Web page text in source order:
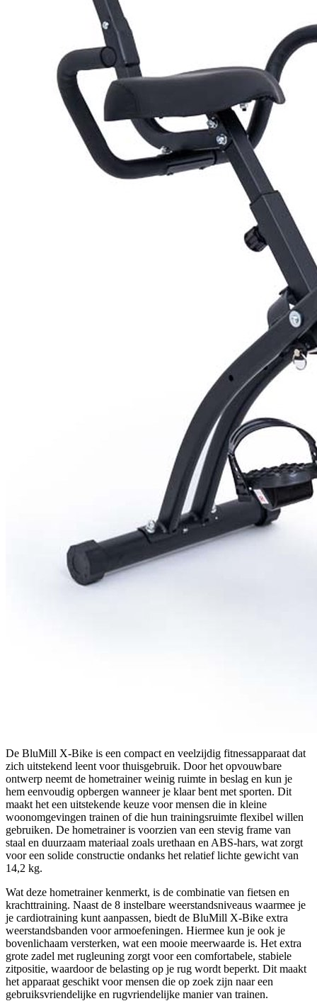
De BluMill X-Bike is een compact en veelzijdig fitnessapparaat dat
zich uitstekend leent voor thuisgebruik. Door het opvouwbare
ontwerp neemt de hometrainer weinig ruimte in beslag en kun je
hem eenvoudig opbergen wanneer je klaar bent met sporten. Dit
maakt het een uitstekende keuze voor mensen die in kleine
woonomgevingen trainen of die hun trainingsruimte flexibel willen
gebruiken. De hometrainer is voorzien van een stevig frame van
staal en duurzaam materiaal zoals urethaan en ABS-hars, wat zorgt
voor een solide constructie ondanks het relatief lichte gewicht van
14,2 kg.
Wat deze hometrainer kenmerkt, is de combinatie van fietsen en
krachttraining. Naast de 8 instelbare weerstandsniveaus waarmee je
je cardiotraining kunt aanpassen, biedt de BluMill X-Bike extra
weerstandsbanden voor armoefeningen. Hiermee kun je ook je
bovenlichaam versterken, wat een mooie meerwaarde is. Het extra
grote zadel met rugleuning zorgt voor een comfortabele, stabiele
zitpositie, waardoor de belasting op je rug wordt beperkt. Dit maakt
het apparaat geschikt voor mensen die op zoek zijn naar een
gebruiksvriendelijke en rugvriendelijke manier van trainen.